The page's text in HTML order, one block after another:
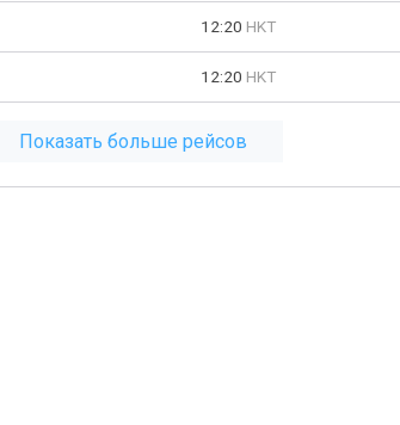
12:20 HKT
12:20 HKT
Показать больше рейсов